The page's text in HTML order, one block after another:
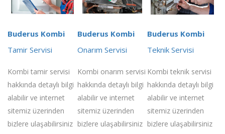
Buderus Kombi
Tamir Servisi
Kombi tamir servisi
hakkında detaylı bilgi
alabilir ve internet
sitemiz üzerinden
bizlere ulaşabilirsiniz
Buderus Kombi
Onarım Servisi
Kombi onarım servisi
hakkında detaylı bilgi
alabilir ve internet
sitemiz üzerinden
bizlere ulaşabilirsiniz
Buderus Kombi
Teknik Servisi
Kombi teknik servisi
hakkında detaylı bilgi
alabilir ve internet
sitemiz üzerinden
bizlere ulaşabilirsiniz